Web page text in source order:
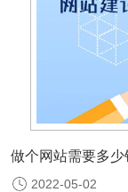
做个网站需要多少
2022-05-02